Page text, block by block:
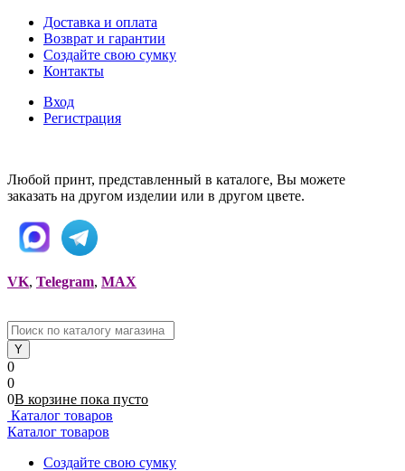
Доставка и оплата
Возврат и гарантии
Создайте свою сумку
Контакты
Вход
Регистрация
Любой принт, представленный в каталоге, Вы можете
заказать на другом изделии или в другом цвете.
VK, Telegram, MAX
0
0
0В корзине пока пусто
Каталог товаров
Каталог товаров
Создайте свою сумку